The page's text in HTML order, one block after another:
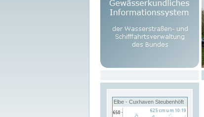
Elbe - Cuxhaven Steubenhöft